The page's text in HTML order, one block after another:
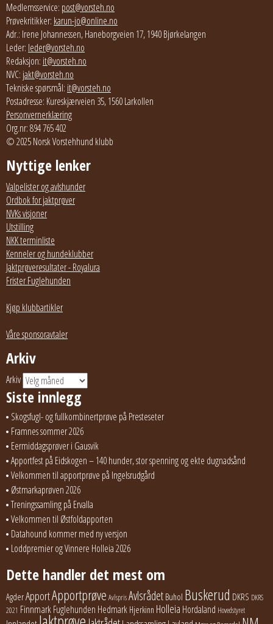
Medlemsservice: post@vorsteh.no
Prøvekritikker: karun-jo@online.no
Adr.: Irene Johannessen, Haneborgveien 17, 1940 Bjørkelangen
Leder: leder@vorsteh.no
Redaksjon: it@vorsteh.no
NVC: jakt@vorsteh.no
Tekniske spørsmål: it@vorsteh.no
Postadresse: Kureskjærveien 35, 1560 Larkollen
Personvernerklæring
Org.nr: 894 765 402
© 2025 Norsk Vorstehhund klubb
Nyttige lenker
Valpelister og avlshunder
Ordbok for jaktprøver
NVKs visjoner
Utstilling
NKK terminliste
Kenneler og hundeklubber
Jaktprøveresultater - Royalura
Frister Fuglehunden
Kjøp klubbartikler
Våre sponsoravtaler
Arkiv
Arkiv
Siste innlegg
Skogsfugl- og fullkombinertprøve på Presteseter
Framnes sommer 2026
Eermiddagsprøver i Gausvik
Apportfest på Eidskogen – 140 hunder, stor spenning og ekte dugnadsånd
Velkommen til apportprøve på Ingelsrudgård
Østmarkaprøven 2026
Treningssamling på Ervalla
Velkommen til Østfoldapporten
Datahound kommer med ny versjon
Loddpremier og Vinnere Holleia 2026
Dette handler det mest om
AgderApportApportprøve AvlsprisAvlsrådet Buhol Buskerud DKRS DKRS
2021 FinnmarkFuglehunden Hedmark Hjerkinn Holleia Hordaland Hovedstyret